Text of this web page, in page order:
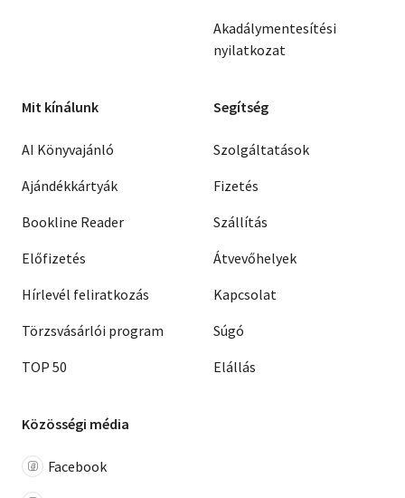
Akadálymentesítési
nyilatkozat
Mit kínálunk
AI Könyvajánló
Ajándékkártyák
Bookline Reader
Előfizetés
Hírlevél feliratkozás
Törzsvásárlói program
TOP 50
Segítség
Szolgáltatások
Fizetés
Szállítás
Átvevőhelyek
Kapcsolat
Súgó
Elállás
Közösségi média
Facebook